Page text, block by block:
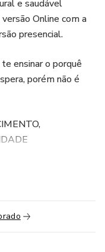
e saudável
Online com a
presencial.
ensinar o porquê
porém não é
de vida.
de emagrecer: você
evitar o efeito
reganhar algum